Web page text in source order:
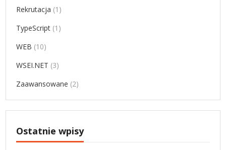
Rekrutacja (1)
TypeScript (1)
WEB (10)
WSEI.NET (3)
Zaawansowane (2)
Ostatnie wpisy